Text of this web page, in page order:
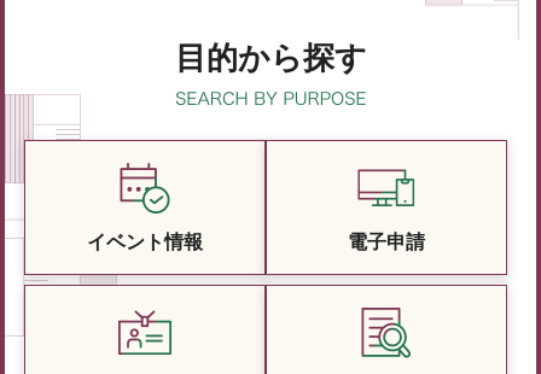
目的から探す
イベント情報 電子申請